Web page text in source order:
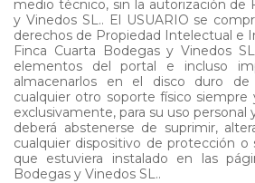
medio técnico, sin la autorización de
y Vinedos SL.. El USUARIO se
derechos de Propiedad Intelectual e
Finca Cuarta Bodegas y Vinedos
elementos del portal e incluso
almacenarlos en el disco duro
cualquier otro soporte físico siempre
exclusivamente, para su uso personal
deberá abstenerse de suprimir,
cualquier dispositivo de protección o
que estuviera instalado en las
Bodegas y Vinedos SL..